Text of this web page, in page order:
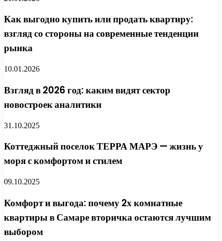
Как выгодно купить или продать квартиру:
взгляд со стороны на современные тенденции
рынка
10.01.2026
Взгляд в 2026 год: каким видят сектор
новостроек аналитики
31.10.2025
Коттеджный поселок ТЕРРА МАРЭ — жизнь у
моря с комфортом и стилем
09.10.2025
Комфорт и выгода: почему 2х комнатные
квартиры в Самаре вторичка остаются лучшим
выбором